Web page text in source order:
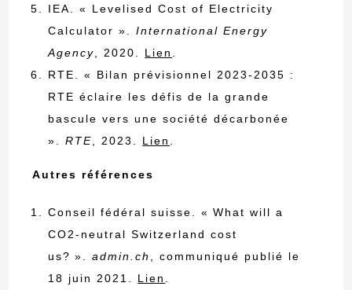
IEA. « Levelised Cost of Electricity
Calculator ».International Energy
Agency , 2020. Lien
RTE. « Bilan prévisionnel 2023-2035 :
RTE éclaire les défis de la grande
bascule vers une société décarbonée
».RTE , 2023. Lien
Autres références
Conseil fédéral suisse. « What will a
CO2-neutral Switzerland cost
us? ».admin.ch
, communiqué publié le
18 juin 2021. Lien